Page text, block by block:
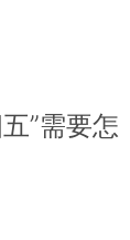
”需要怎